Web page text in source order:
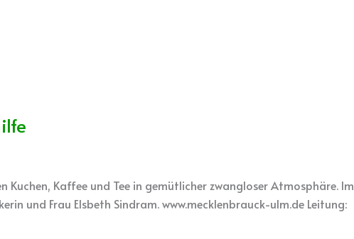
Kuchen, Kaffee und Tee in gemütlicher zwangloser Atmosphäre.
und Frau Elsbeth Sindram. www.mecklenbrauck-ulm.de Leitung: